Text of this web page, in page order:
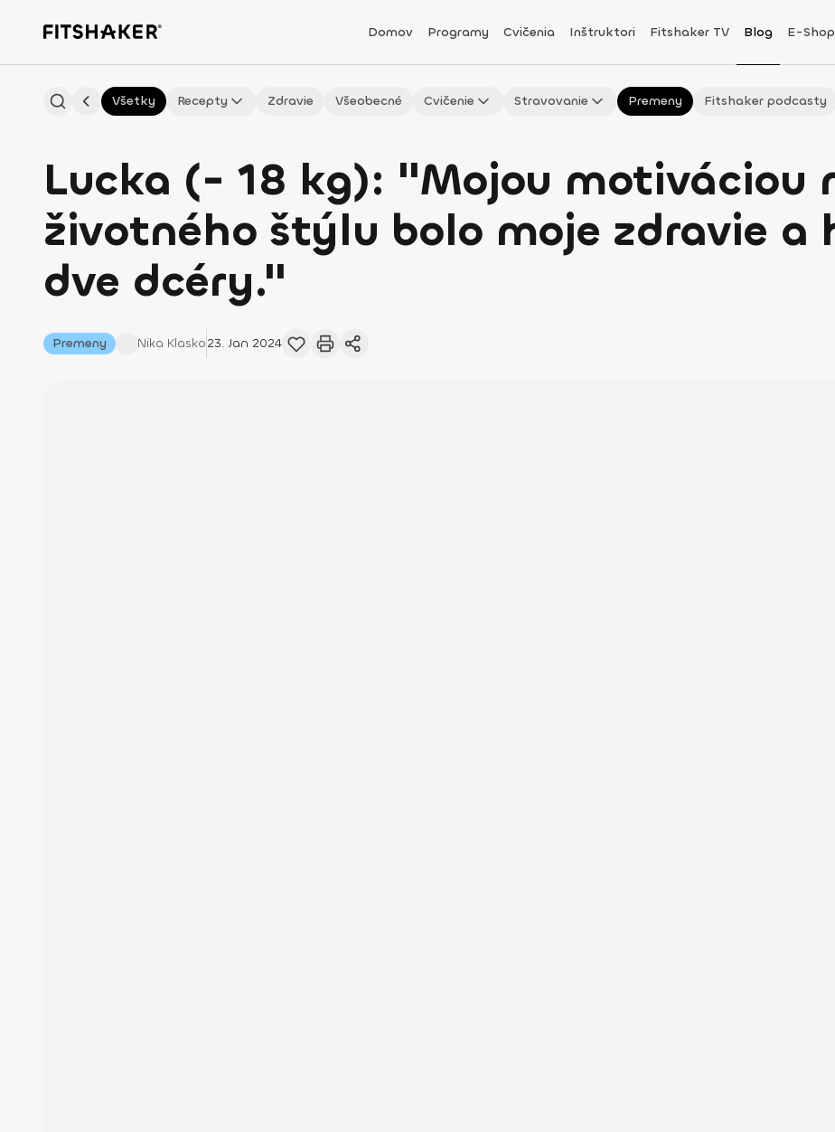
Domov Programy Cvičenia Inštruktori Fitshaker TV Blog E-Shop
Všetky Recepty Zdravie Všeobecné Cvičenie Stravovanie Premeny Fitshaker podcasty
Lucka (- 18 kg): "Mojou motiváciou
životného štýlu bolo moje zdravie a
dve dcéry."
Premeny Nika Klasko23. Jan 2024